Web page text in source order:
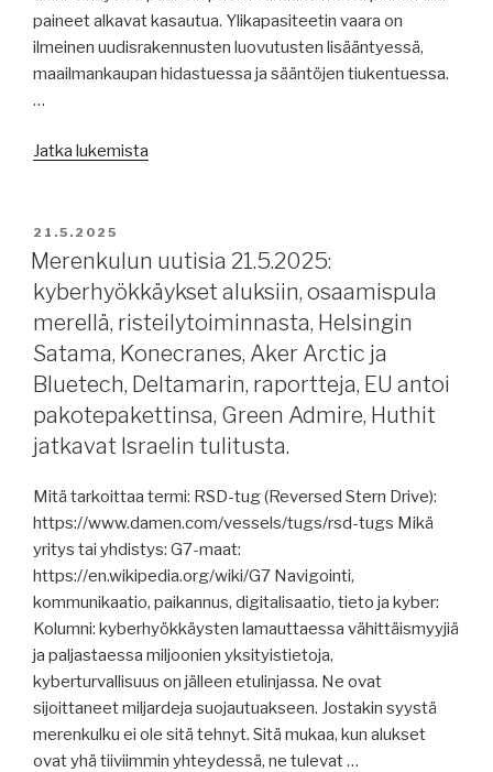
paineet alkavat kasautua. Ylikapasiteetin vaara on
ilmeinen uudisrakennusten luovutusten lisääntyessä,
maailmankaupan hidastuessa ja sääntöjen tiukentuessa.
…
Jatka lukemista
klo
20.00:
merihenkilöstöstä,
Lundqvistin
mt
Sword,
Mimer
Välimerellä,
of
the
Seas
koeajolla,
merituulivoimasta,
metanolikäyttöinen
laivakone,
Foreship
ja
Wasaline,
raportteja,
JULKAISTU
21.5.2025
Merenkulun uutisia 21.5.2025:
kyberhyökkäykset aluksiin, osaamispula
merellä, risteilytoiminnasta, Helsingin
Satama, Konecranes, Aker Arctic ja
Bluetech, Deltamarin, raportteja, EU antoi
pakotepakettinsa, Green Admire, Huthit
jatkavat Israelin tulitusta.
Mitä tarkoittaa termi: RSD-tug (Reversed Stern Drive):
https://www.damen.com/vessels/tugs/rsd-tugs Mikä
yritys tai yhdistys: G7-maat:
https://en.wikipedia.org/wiki/G7 Navigointi,
kommunikaatio, paikannus, digitalisaatio, tieto ja kyber:
Kolumni: kyberhyökkäysten lamauttaessa vähittäismyyjiä
ja paljastaessa miljoonien yksityistietoja,
kyberturvallisuus on jälleen etulinjassa. Ne ovat
sijoittaneet miljardeja suojautuakseen. Jostakin syystä
merenkulku ei ole sitä tehnyt. Sitä mukaa, kun alukset
ovat yhä tiiviimmin yhteydessä, ne tulevat …